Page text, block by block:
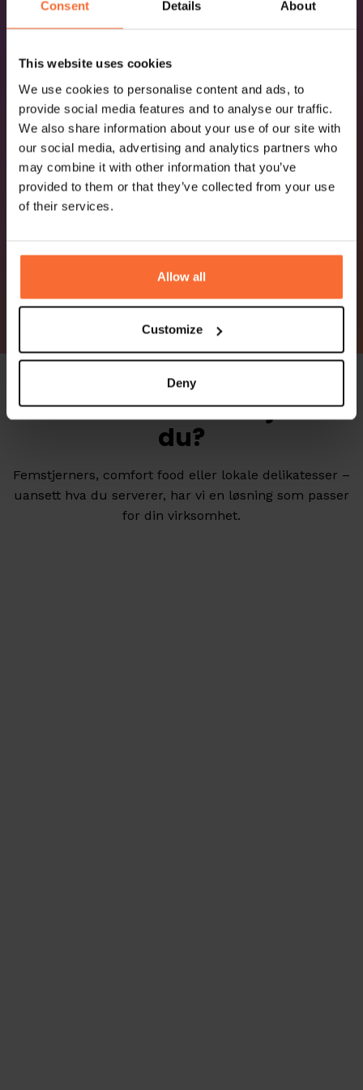
Consent Details About
This website uses cookies
We use cookies to personalise content and ads, to
provide social media features and to analyse our traffic.
We also share information about your use of our site with
our social media, advertising and analytics partners who
may combine it with other information that you’ve
provided to them or that they’ve collected from your use
of their services.
Allow all
Customize
Deny
Innenfor hvilket felt jobber
du?
Femstjerners, comfort food eller lokale delikatesser –
uansett hva du serverer, har vi en løsning som passer
for din virksomhet.